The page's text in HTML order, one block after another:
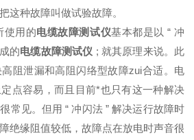
这种故障叫做试验故障。
用的电缆故障测试仪基本都是以 “ 冲
的电缆故障测试仪 ; 就其原理来说。此
阻泄漏和高阻闪络型故障zui合适。电
点容易，而且目前*也只有这一种解决
常见。但用 “ 冲闪法 ” 解决运行故障时
绝缘阻值较低，故障点在放电时声音很